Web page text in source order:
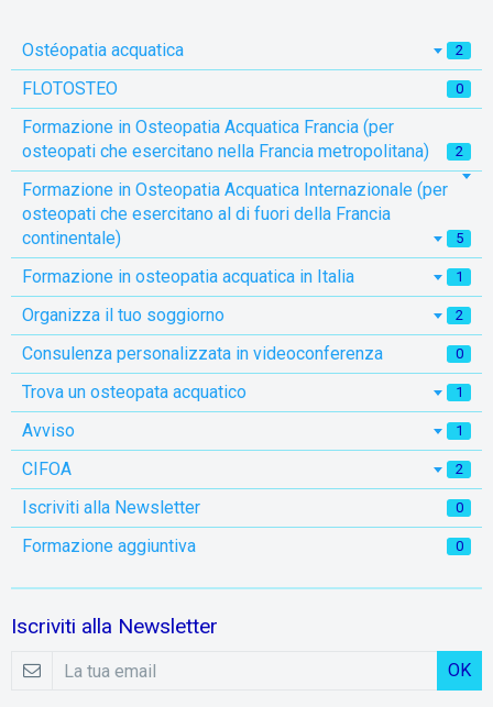
Ostéopatia acquatica 2
FLOTOSTEO 0
Formazione in Osteopatia Acquatica Francia (per
osteopati che esercitano nella Francia metropolitana)
2
Formazione in Osteopatia Acquatica Internazionale (per
osteopati che esercitano al di fuori della Francia
continentale)
5
Formazione in osteopatia acquatica in Italia 1
Organizza il tuo soggiorno 2
Consulenza personalizzata in videoconferenza 0
Trova un osteopata acquatico 1
Avviso 1
CIFOA 2
Iscriviti alla Newsletter 0
Formazione aggiuntiva 0
Iscriviti alla Newsletter
OK